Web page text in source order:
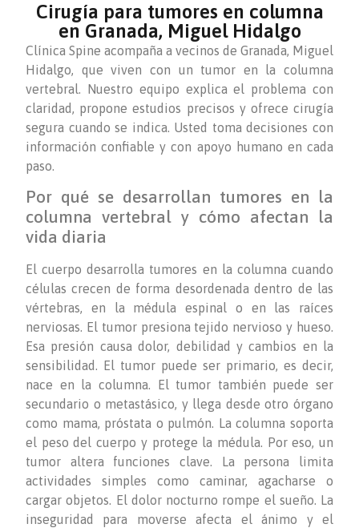
Cirugía para tumores en columna
en Granada, Miguel Hidalgo
Clínica Spine acompaña a vecinos de Granada, Miguel
Hidalgo, que viven con un tumor en la columna
vertebral. Nuestro equipo explica el problema con
claridad, propone estudios precisos y ofrece cirugía
segura cuando se indica. Usted toma decisiones con
información confiable y con apoyo humano en cada
paso.
Por qué se desarrollan tumores en la
columna vertebral y cómo afectan la
vida diaria
El cuerpo desarrolla tumores en la columna cuando
células crecen de forma desordenada dentro de las
vértebras, en la médula espinal o en las raíces
nerviosas. El tumor presiona tejido nervioso y hueso.
Esa presión causa dolor, debilidad y cambios en la
sensibilidad. El tumor puede ser primario, es decir,
nace en la columna. El tumor también puede ser
secundario o metastásico, y llega desde otro órgano
como mama, próstata o pulmón. La columna soporta
el peso del cuerpo y protege la médula. Por eso, un
tumor altera funciones clave. La persona limita
actividades simples como caminar, agacharse o
cargar objetos. El dolor nocturno rompe el sueño. La
inseguridad para moverse afecta el ánimo y el